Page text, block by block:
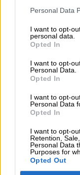
Personal Data
I want to opt-
personal data.
Opted In
I want to opt-
Personal Data.
Opted In
I want to opt-
Personal Data
Opted In
I want to opt-
Retention,
Personal Data
Purposes for
Opted Out
Sysoev:
Europa la